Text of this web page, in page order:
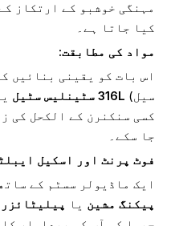
مہنگی خوشبو کے ارتکاز
کیا جاتا ہے۔
مواد کی مطابقت:
اس بات کو یقینی بنائیں
سیل) 316L سٹینلیس سٹیل
کسی سنکنرن کے الکحل کی
جا سکے۔
فوٹ پرنٹ اور اسکیل
ایک ماڈیولر سسٹم کے
پیکنگ مشین یا